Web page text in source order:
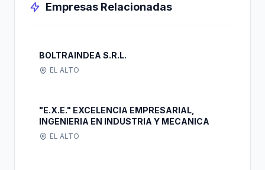
Empresas Relacionadas
BOLTRAINDEA S.R.L.
EL ALTO
"E.X.E." EXCELENCIA EMPRESARIAL,
INGENIERIA EN INDUSTRIA Y MECANICA
EL ALTO